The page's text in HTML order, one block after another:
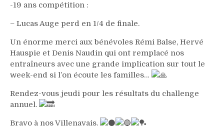
-19 ans compétition :
– Lucas Auge perd en 1/4 de finale.
Un énorme merci aux bénévoles Rémi Balse, Hervé
Hauspie et Denis Naudin qui ont remplacé nos
entraîneurs avec une grande implication sur tout le
week-end si l’on écoute les familles…
Rendez-vous jeudi pour les résultats du challenge
annuel.
Bravo à nos Villenavais.